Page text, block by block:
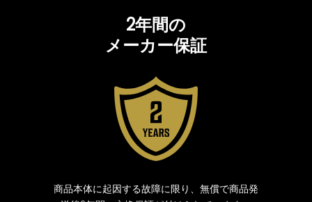
2年間の
メーカー保証
商品本体に起因する故障に限り、無償で商品発